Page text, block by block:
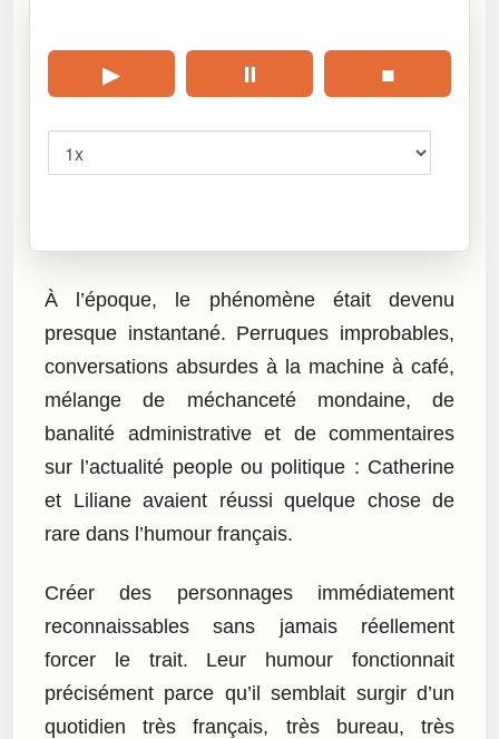
▶ ⏸ ■
À l’époque, le phénomène était devenu
presque instantané. Perruques improbables,
conversations absurdes à la machine à café,
mélange de méchanceté mondaine, de
banalité administrative et de commentaires
sur l’actualité people ou politique : Catherine
et Liliane avaient réussi quelque chose de
rare dans l’humour français.
Créer des personnages immédiatement
reconnaissables sans jamais réellement
forcer le trait. Leur humour fonctionnait
précisément parce qu’il semblait surgir d’un
quotidien très français, très bureau, très